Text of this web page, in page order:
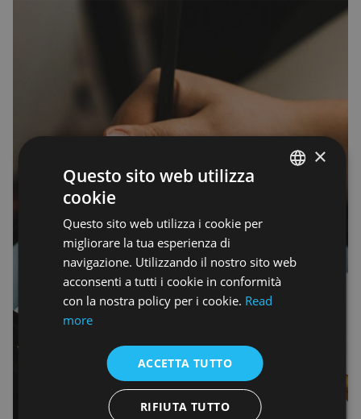
×
Questo sito web utilizza
cookie
Questo sito web utilizza i cookie per
migliorare la tua esperienza di
navigazione. Utilizzando il nostro sito web
acconsenti a tutti i cookie in conformità
con la nostra policy per i cookie. Read
more
ACCETTA TUTTO
RIFIUTA TUTTO